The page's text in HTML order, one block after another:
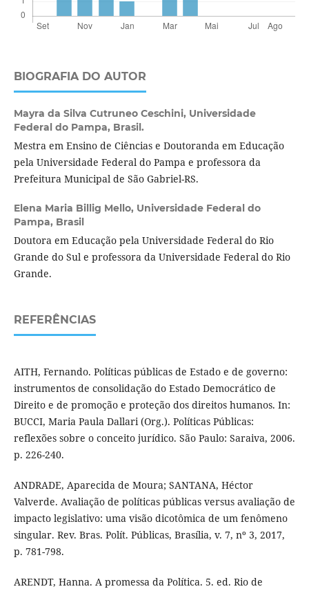
BIOGRAFIA DO AUTOR
Mayra da Silva Cutruneo Ceschini, Universidade
Federal do Pampa, Brasil.
Mestra em Ensino de Ciências e Doutoranda em Educação
pela Universidade Federal do Pampa e professora da
Prefeitura Municipal de São Gabriel-RS.
Elena Maria Billig Mello, Universidade Federal do
Pampa, Brasil
Doutora em Educação pela Universidade Federal do Rio
Grande do Sul e professora da Universidade Federal do Rio
Grande.
REFERÊNCIAS
AITH, Fernando. Políticas públicas de Estado e de governo:
instrumentos de consolidação do Estado Democrático de
Direito e de promoção e proteção dos direitos humanos. In:
BUCCI, Maria Paula Dallari (Org.). Políticas Públicas:
reflexões sobre o conceito jurídico. São Paulo: Saraiva, 2006.
p. 226-240.
ANDRADE, Aparecida de Moura; SANTANA, Héctor
Valverde. Avaliação de políticas públicas versus avaliação de
impacto legislativo: uma visão dicotômica de um fenômeno
singular. Rev. Bras. Polít. Públicas, Brasília, v. 7, nº 3, 2017,
p. 781-798.
ARENDT, Hanna. A promessa da Política. 5. ed. Rio de